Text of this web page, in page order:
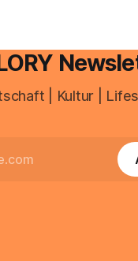
| Kultur |